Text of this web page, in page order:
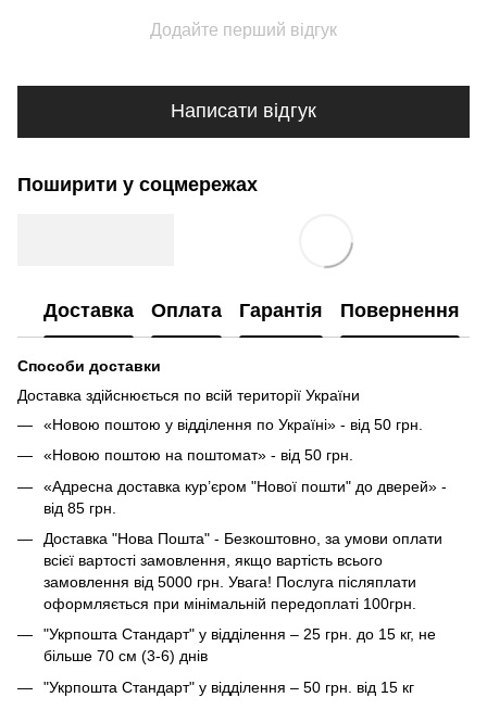
Додайте перший відгук
Написати відгук
Поширити у соцмережах
Доставка Оплата Гарантія Повернення
Способи доставки
Доставка здійснюється по всій території України
«Новою поштою у відділення по Україні» - від 50 грн.
«Новою поштою на поштомат» - від 50 грн.
«Адресна доставка кур’єром "Нової пошти" до дверей» -
від 85 грн.
Доставка "Нова Пошта" - Безкоштовно, за умови оплати
всієї вартості замовлення, якщо вартість всього
замовлення від 5000 грн. Увага! Послуга післяплати
оформляється при мінімальній передоплаті 100грн.
"Укрпошта Стандарт" у відділення – 25 грн. до 15 кг, не
більше 70 см (3-6) днів
"Укрпошта Стандарт" у відділення – 50 грн. від 15 кг